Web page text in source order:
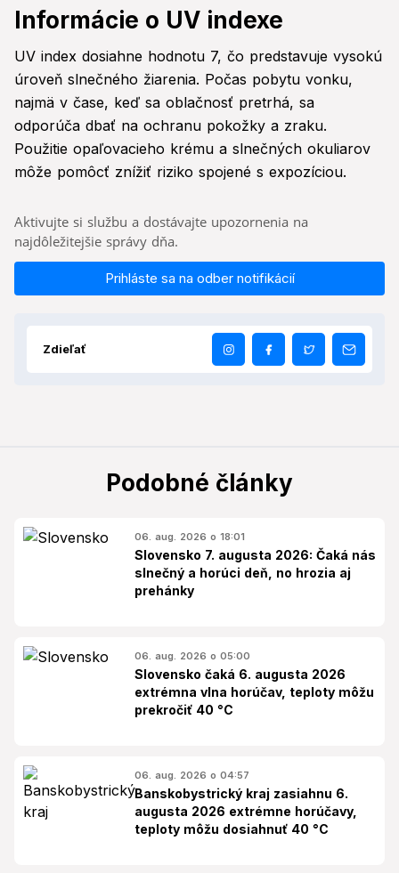
Informácie o UV indexe
UV index dosiahne hodnotu 7, čo predstavuje vysokú
úroveň slnečného žiarenia. Počas pobytu vonku,
najmä v čase, keď sa oblačnosť pretrhá, sa
odporúča dbať na ochranu pokožky a zraku.
Použitie opaľovacieho krému a slnečných okuliarov
môže pomôcť znížiť riziko spojené s expozíciou.
Aktivujte si službu a dostávajte upozornenia na
najdôležitejšie správy dňa.
Prihláste sa na odber notifikácií
Zdieľať
Podobné články
06. aug. 2026 o 18:01
Slovensko 7. augusta 2026: Čaká nás
slnečný a horúci deň, no hrozia aj
prehánky
06. aug. 2026 o 05:00
Slovensko čaká 6. augusta 2026
extrémna vlna horúčav, teploty môžu
prekročiť 40 °C
06. aug. 2026 o 04:57
Banskobystrický kraj zasiahnu 6.
augusta 2026 extrémne horúčavy,
teploty môžu dosiahnuť 40 °C